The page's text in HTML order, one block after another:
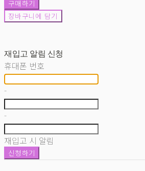
구매하기
장바구니에 담기
재입고 알림 신청
휴대폰 번호
-
-
재입고 시 알림
신청하기